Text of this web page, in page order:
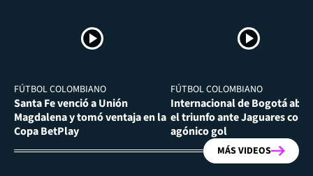
FÚTBOL COLOMBIANO
Santa Fe venció a Unión
Magdalena y tomó ventaja en la
Copa BetPlay
FÚTBOL COLOMBIANO
Internacional de Bogotá
el triunfo ante Jaguares con
agónico gol
MÁS VIDEOS